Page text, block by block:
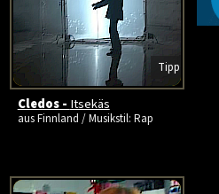
Tipp
Cledos - Itsekäs
aus Finnland / Musikstil: Rap